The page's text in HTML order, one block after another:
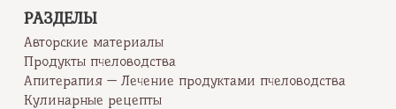
РАЗДЕЛЫ
Авторские материалы
Продукты пчеловодства
Апитерапия — Лечение продуктами пчеловодства
Кулинарные рецепты